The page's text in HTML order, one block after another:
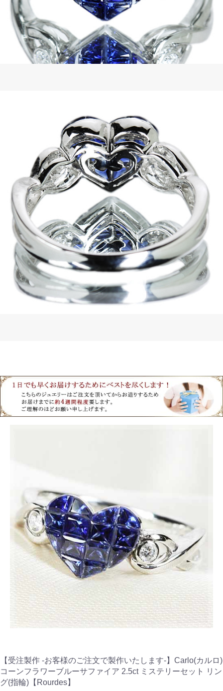
【受注製作 -お客様のご注文で製作いたします-】Carlo(カルロ)
コーンフラワーブルーサファイア 2.5ct ミステリーセット リン
グ(指輪)【Rourdes】